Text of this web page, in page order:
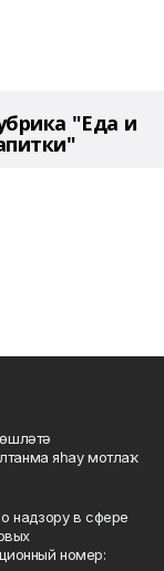
"Еда и
яһау мотлаҡ.
надзору в сфере
номер: